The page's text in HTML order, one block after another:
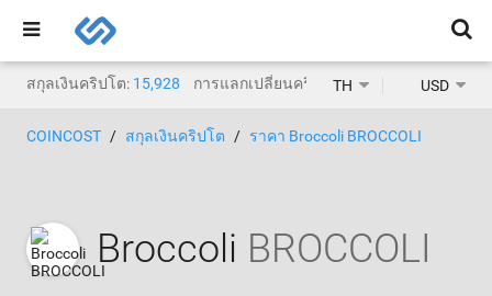
สกุลเงินคริปโต: 15,928 การแลกเปลี่ยนคริปโต:1,471
TH USD
COINCOST สกุลเงินคริปโต ราคา Broccoli BROCCOLI
Broccoli BROCCOLI